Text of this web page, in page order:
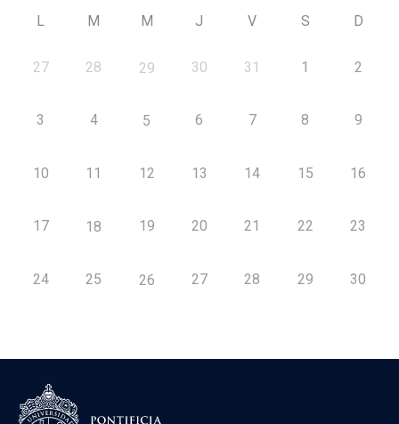
L M M J V S D
27 28 29 30 31 1 2
3 4 5 6 7 8 9
10 11 12 13 14 15 16
17 18 19 20 21 22 23
24 25 26 27 28 29 30